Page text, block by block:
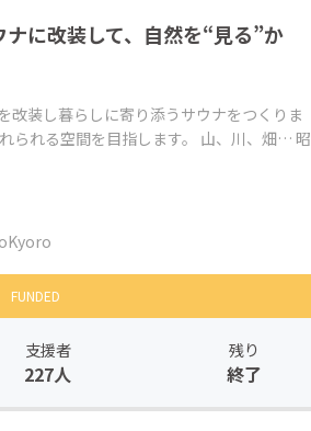
に改装して、自然を“見る”か
改装し暮らしに寄り添うサウナをつくりま
られる空間を目指します。 山、川、畑… 昭
FUNDED
支援者
227人
残り
終了